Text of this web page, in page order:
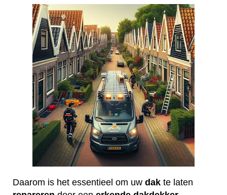
Daarom is het essentieel om uw dak te laten